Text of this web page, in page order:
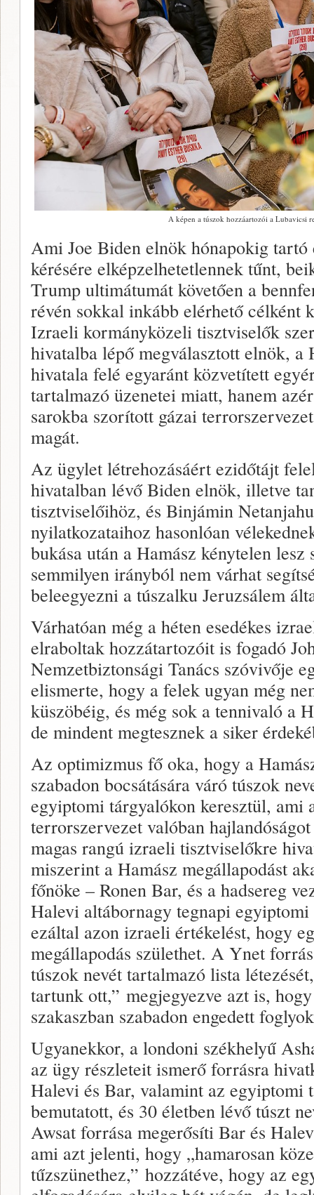
A képen a túszok hozzáartozói a Lubavicsi
Ami Joe Biden elnök hónapokig tartó
kérésére elképzelhetetlennek tűnt,
Trump ultimátumát követően a
révén sokkal inkább elérhető célként
Izraeli kormányközeli tisztviselők
hivatalba lépő megválasztott elnök, a
hivatala felé egyaránt közvetített
tartalmazó üzenetei miatt, hanem
sarokba szorított gázai
magát.
Az ügylet létrehozásáért ezidőtájt
hivatalban lévő Biden elnök, illetve
tisztviselőihöz, és Binjámin
nyilatkozataihoz hasonlóan
bukása után a Hamász kénytelen
semmilyen irányból nem várhat
beleegyezni a túszalku Jeruzsálem
Várhatóan még a héten esedékes
elraboltak hozzátartozóit is fogadó
Nemzetbiztonsági Tanács szóvivője
elismerte, hogy a felek ugyan még
küszöbéig, és még sok a tennivaló a
de mindent megtesznek a siker
Az optimizmus fő oka, hogy a
szabadon bocsátására váró túszok
egyiptomi tárgyalókon keresztül, ami
terrorszervezet valóban
magas rangú izraeli tisztviselőkre
miszerint a Hamász megállapodást
főnöke – Ronen Bar, és a hadsereg
Halevi altábornagy tegnapi egyiptomi
ezáltal azon izraeli értékelést, hogy
megállapodás születhet. A Ynet
túszok nevét tartalmazó lista
tartunk ott,” megjegyezve azt is,
szakaszban szabadon engedett
Ugyanekkor, a londoni székhelyű
az ügy részleteit ismerő forrásra
Halevi és Bar, valamint az egyiptomi
bemutatott, és 30 életben lévő túszt
Awsat forrása megerősíti Bar és
ami azt jelenti, hogy „hamarosan
tűzszünethez,” hozzátéve, hogy az